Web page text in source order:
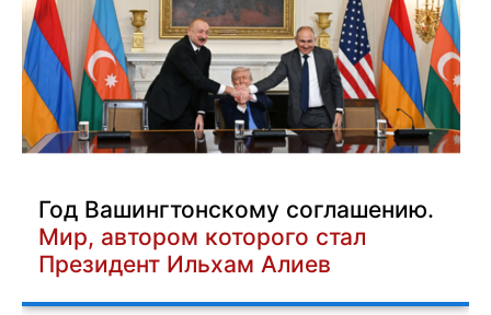
Год Вашингтонскому соглашению.
Мир, автором которого стал
Президент Ильхам Алиев